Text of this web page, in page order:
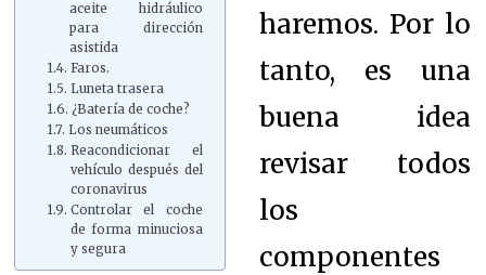
aceite hidráulico
para dirección
asistida
Faros.
Luneta trasera
¿Batería de coche?
Los neumáticos
Reacondicionar el
vehículo después del
coronavirus
Controlar el coche
de forma minuciosa
y segura
haremos. Por lo
tanto, es una
buena idea
revisar todos
los
componentes